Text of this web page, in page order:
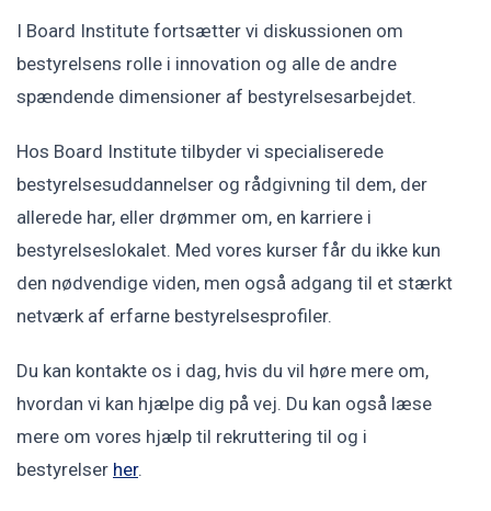
I Board Institute fortsætter vi diskussionen om
bestyrelsens rolle i innovation og alle de andre
spændende dimensioner af bestyrelsesarbejdet.
Hos Board Institute tilbyder vi specialiserede
bestyrelsesuddannelser og rådgivning til dem, der
allerede har, eller drømmer om, en karriere i
bestyrelseslokalet. Med vores kurser får du ikke kun
den nødvendige viden, men også adgang til et stærkt
netværk af erfarne bestyrelsesprofiler.
Du kan kontakte os i dag, hvis du vil høre mere om,
hvordan vi kan hjælpe dig på vej. Du kan også læse
mere om vores hjælp til rekruttering til og i
bestyrelser her.